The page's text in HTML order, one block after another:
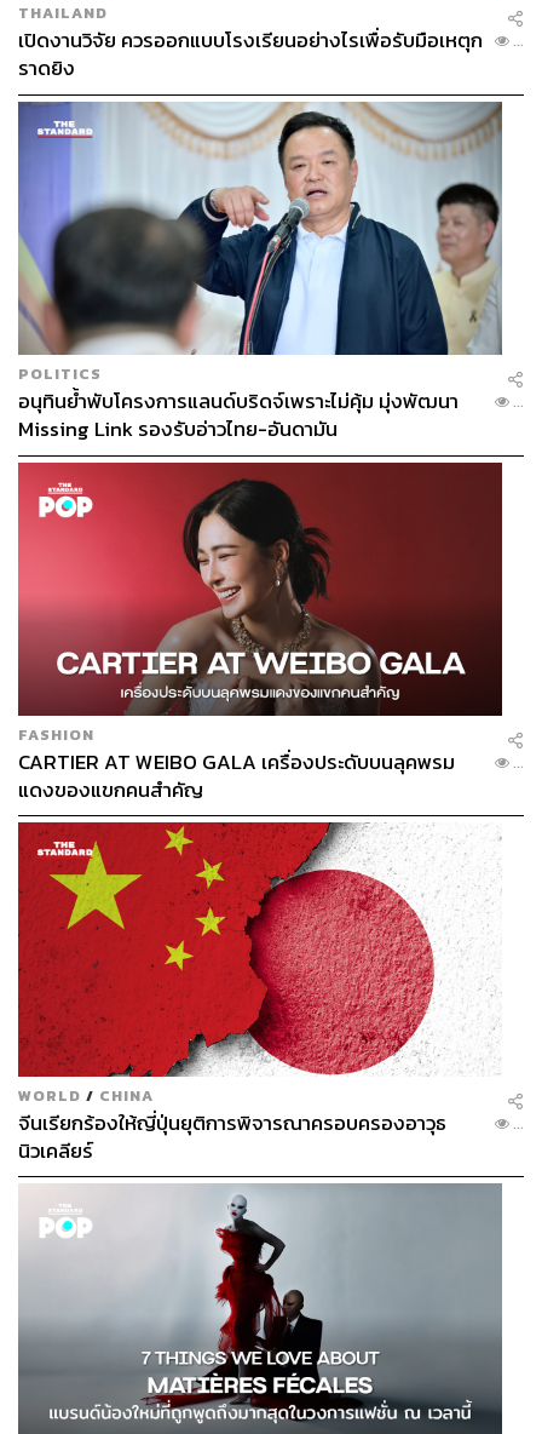
THAILAND
เปิดงานวิจัย ควรออกแบบโรงเรียนอย่างไรเพื่อรับมือเหตุก
ราดยิง
...
POLITICS
อนุทินย้ำพับโครงการแลนด์บริดจ์เพราะไม่คุ้ม มุ่งพัฒนา
Missing Link รองรับอ่าวไทย-อันดามัน
...
FASHION
CARTIER AT WEIBO GALA เครื่องประดับบนลุคพรม
แดงของแขกคนสำคัญ
...
WORLD / CHINA
จีนเรียกร้องให้ญี่ปุ่นยุติการพิจารณาครอบครองอาวุธ
นิวเคลียร์
...